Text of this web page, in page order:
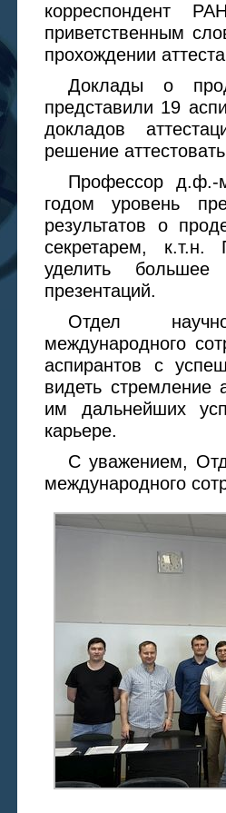
корреспондент
приветственным
прохождении
Доклады о
представили 19
докладов
решение
Профессор
годом уровень
результатов о
секретарем,
уделить
презентаций.
Отдел
международного
аспирантов с
видеть стремление
им дальнейших
карьере.
С уважением,
международного